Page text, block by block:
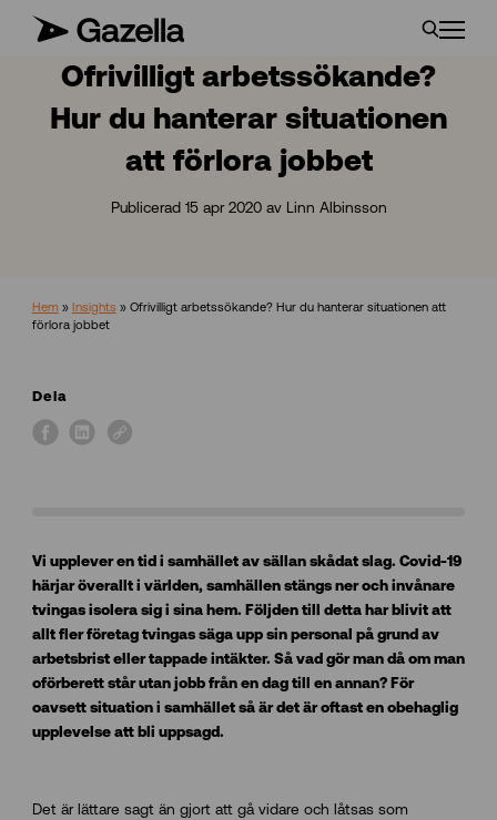
Ofrivilligt arbetssökande?
Hur du hanterar situationen
att förlora jobbet
Publicerad 15 apr 2020 av Linn Albinsson
Hem » Insights » Ofrivilligt arbetssökande? Hur du hanterar situationen att
förlora jobbet
Dela
Vi upplever en tid i samhället av sällan skådat slag. Covid-19
härjar överallt i världen, samhällen stängs ner och invånare
tvingas isolera sig i sina hem. Följden till detta har blivit att
allt fler företag tvingas säga upp sin personal på grund av
arbetsbrist eller tappade intäkter. Så vad gör man då om man
oförberett står utan jobb från en dag till en annan? För
oavsett situation i samhället så är det är oftast en obehaglig
upplevelse att bli uppsagd.
Det är lättare sagt än gjort att gå vidare och låtsas som